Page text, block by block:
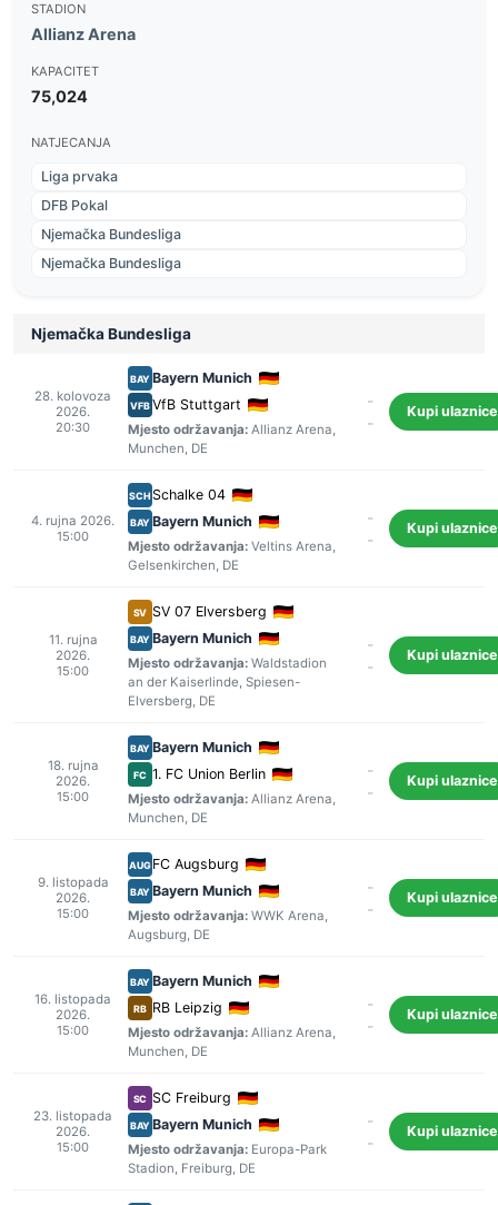
STADION
Allianz Arena
KAPACITET
75,024
NATJECANJA
Liga prvaka
DFB Pokal
Njemačka Bundesliga
Njemačka Bundesliga
Njemačka Bundesliga
28. kolovoza
2026.
20:30
BAY Bayern Munich
VFB VfB Stuttgart
Mjesto održavanja: Allianz Arena,
Munchen, DE
-
-
Kupi ulaznice
4. rujna 2026.
15:00
SCH Schalke 04
BAY Bayern Munich
Mjesto održavanja: Veltins Arena,
Gelsenkirchen, DE
-
-
Kupi ulaznice
11. rujna
2026.
15:00
SV SV 07 Elversberg
BAY Bayern Munich
Mjesto održavanja: Waldstadion
an der Kaiserlinde, Spiesen-
Elversberg, DE
-
-
Kupi ulaznice
18. rujna
2026.
15:00
BAY Bayern Munich
FC 1. FC Union Berlin
Mjesto održavanja: Allianz Arena,
Munchen, DE
-
-
Kupi ulaznice
9. listopada
2026.
15:00
AUG FC Augsburg
BAY Bayern Munich
Mjesto održavanja: WWK Arena,
Augsburg, DE
-
-
Kupi ulaznice
16. listopada
2026.
15:00
BAY Bayern Munich
RB RB Leipzig
Mjesto održavanja: Allianz Arena,
Munchen, DE
-
-
Kupi ulaznice
23. listopada
2026.
15:00
SC SC Freiburg
BAY Bayern Munich
Mjesto održavanja: Europa-Park
Stadion, Freiburg, DE
-
-
Kupi ulaznice